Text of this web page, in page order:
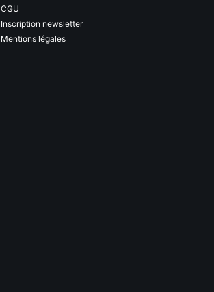
CGU
Inscription newsletter
Mentions légales